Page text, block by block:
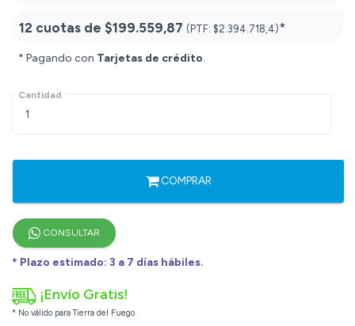
12 cuotas de $199.559,87 (PTF: $2.394.718,4)*
* Pagando con Tarjetas de crédito.
Cantidad
COMPRAR
CONSULTAR
* Plazo estimado: 3 a 7 días hábiles.
¡Envío Gratis!
* No válido para Tierra del Fuego